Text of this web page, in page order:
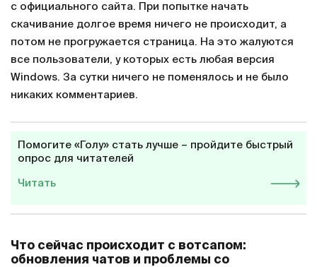
с официального сайта. При попытке начать
скачивание долгое время ничего не происходит, а
потом не прогружается страница. На это жалуются
все пользователи, у которых есть любая версия
Windows. За сутки ничего не поменялось и не было
никаких комментариев.
Помогите «Голу» стать лучше – пройдите быстрый
опрос для читателей
Читать
Что сейчас происходит с вотсапом:
обновления чатов и проблемы со